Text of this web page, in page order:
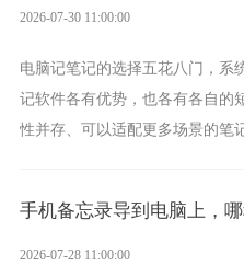
2026-07-30 11:00:00
电脑记笔记的选择五花八门，系
记软件各有优势，也各有各自的
性并存、可以适配更多场景的笔
手机备忘录导到电脑上，
2026-07-28 11:00:00